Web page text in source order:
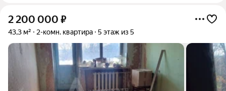
2 200 000 ₽
43,3 м² 2-комн. квартира 5 этаж из 5